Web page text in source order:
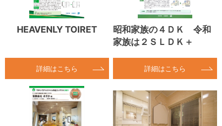
HEAVENLY TOIRET
詳細はこちら
昭和家族の４ＤＫ 令和
家族は２ＳＬＤＫ＋
詳細はこちら